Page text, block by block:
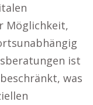
Möglichkeit,
ist
was